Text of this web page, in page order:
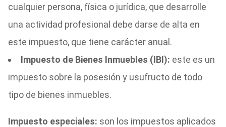
cualquier persona, física o jurídica, que desarrolle
una actividad profesional debe darse de alta en
este impuesto, que tiene carácter anual.
Impuesto de Bienes Inmuebles (IBI): este es un
impuesto sobre la posesión y usufructo de todo
tipo de bienes inmuebles.
Impuesto especiales: son los impuestos aplicados